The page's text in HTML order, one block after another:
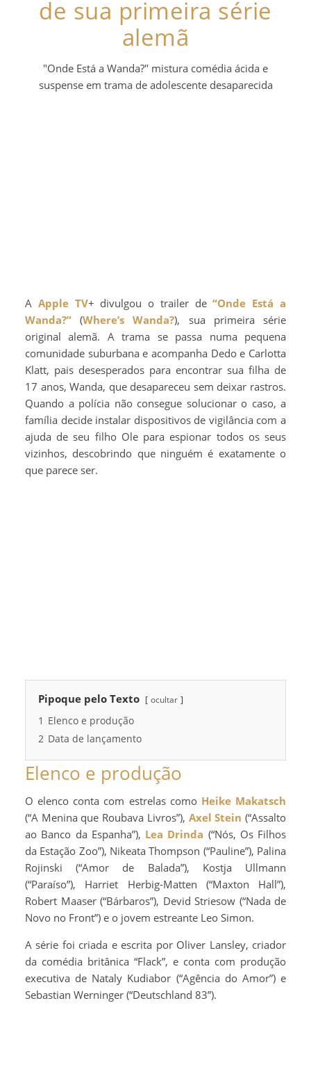
de sua primeira série
alemã
"Onde Está a Wanda?" mistura comédia ácida e
suspense em trama de adolescente desaparecida
Apple TV+ divulgou o trailer de“Onde Está a
Wanda?” (Where’s Wanda?), sua primeira série
original alemã. A trama se passa numa pequena
comunidade suburbana e acompanha Dedo e Carlotta
Klatt, pais desesperados para encontrar sua filha de
17 anos, Wanda, que desapareceu sem deixar rastros.
Quando a polícia não consegue solucionar o caso, a
família decide instalar dispositivos de vigilância com a
ajuda de seu filho Ole para espionar todos os seus
vizinhos, descobrindo que ninguém é exatamente o
que parece ser.
Pipoque pelo Texto ocultar
1 Elenco e produção
2 Data de lançamento
Elenco e produção
O elenco conta com estrelas como Heike Makatsch
(“A Menina que Roubava Livros”), Axel Stein (“Assalto
ao Banco da Espanha”), Lea Drinda (“Nós, Os Filhos
da Estação Zoo”), Nikeata Thompson (“Pauline”), Palina
Rojinski (“Amor de Balada”), Kostja Ullmann
(“Paraíso”), Harriet Herbig-Matten (“Maxton Hall”),
Robert Maaser (“Bárbaros”), Devid Striesow (“Nada de
Novo no Front”) e o jovem estreante Leo Simon.
A série foi criada e escrita por Oliver Lansley, criador
da comédia britânica “Flack”, e conta com produção
executiva de Nataly Kudiabor (“Agência do Amor”) e
Sebastian Werninger (“Deutschland 83”).